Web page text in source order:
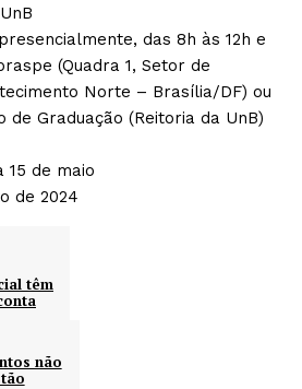
das 8h às 12h e
(Quadra 1, Setor de
Norte – Brasília/DF) ou
de Graduação (Reitoria da UnB)
15 de maio
de 2024
têm
não